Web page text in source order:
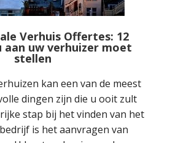
Verhuis Offertes: 12
aan uw verhuizer moet
stellen
kan een van de meest
dingen zijn die u ooit zult
stap bij het vinden van het
is het aanvragen van